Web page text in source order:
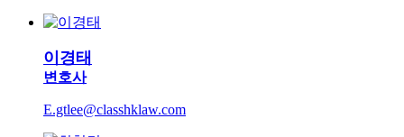
이경태
변호사
E.gtlee@classhklaw.com